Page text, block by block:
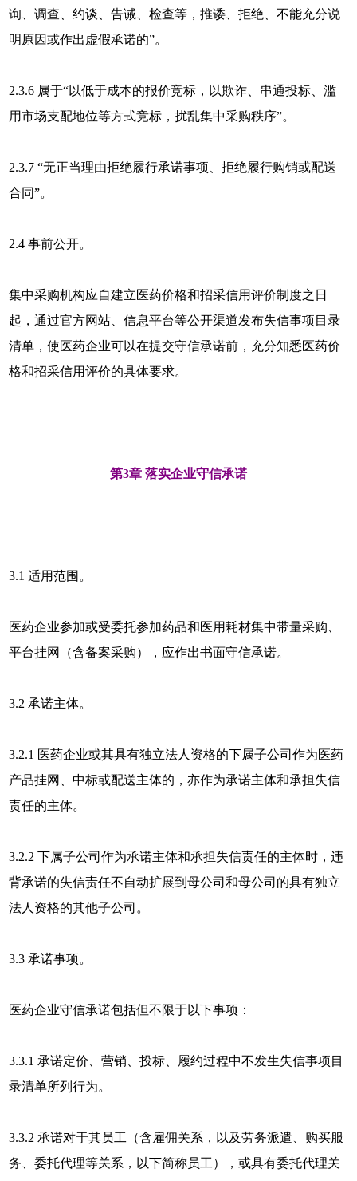
询、调查、约谈、告诫、检查等，推诿、拒绝、不能充分说
明原因或作出虚假承诺的”。
2.3.6 属于“以低于成本的报价竞标，以欺诈、串通投标、滥
用市场支配地位等方式竞标，扰乱集中采购秩序”。
2.3.7 “无正当理由拒绝履行承诺事项、拒绝履行购销或配送
合同”。
2.4 事前公开。
集中采购机构应自建立医药价格和招采信用评价制度之日
起，通过官方网站、信息平台等公开渠道发布失信事项目录
清单，使医药企业可以在提交守信承诺前，充分知悉医药价
格和招采信用评价的具体要求。
第3章 落实企业守信承诺
3.1 适用范围。
医药企业参加或受委托参加药品和医用耗材集中带量采购、
平台挂网（含备案采购），应作出书面守信承诺。
3.2 承诺主体。
3.2.1 医药企业或其具有独立法人资格的下属子公司作为医药
产品挂网、中标或配送主体的，亦作为承诺主体和承担失信
责任的主体。
3.2.2 下属子公司作为承诺主体和承担失信责任的主体时，违
背承诺的失信责任不自动扩展到母公司和母公司的具有独立
法人资格的其他子公司。
3.3 承诺事项。
医药企业守信承诺包括但不限于以下事项：
3.3.1 承诺定价、营销、投标、履约过程中不发生失信事项目
录清单所列行为。
3.3.2 承诺对于其员工（含雇佣关系，以及劳务派遣、购买服
务、委托代理等关系，以下简称员工），或具有委托代理关